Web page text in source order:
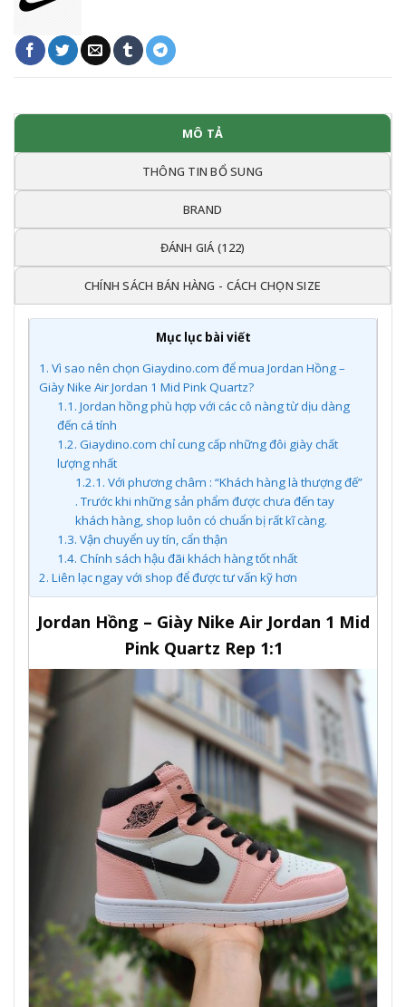
MÔ TẢ
THÔNG TIN BỔ SUNG
BRAND
ĐÁNH GIÁ (122)
CHÍNH SÁCH BÁN HÀNG - CÁCH CHỌN SIZE
Mục lục bài viết
1. Vì sao nên chọn Giaydino.com để mua Jordan Hồng –
Giày Nike Air Jordan 1 Mid Pink Quartz?
1.1. Jordan hồng phù hợp với các cô nàng từ dịu dàng
đến cá tính
1.2. Giaydino.com chỉ cung cấp những đôi giày chất
lượng nhất
1.2.1. Với phương châm : “Khách hàng là thượng đế”
. Trước khi những sản phẩm được chưa đến tay
khách hàng, shop luôn có chuẩn bị rất kĩ càng.
1.3. Vận chuyển uy tín, cẩn thận
1.4. Chính sách hậu đãi khách hàng tốt nhất
2. Liên lạc ngay với shop để được tư vấn kỹ hơn
Jordan Hồng – Giày Nike Air Jordan 1 Mid
Pink Quartz Rep 1:1